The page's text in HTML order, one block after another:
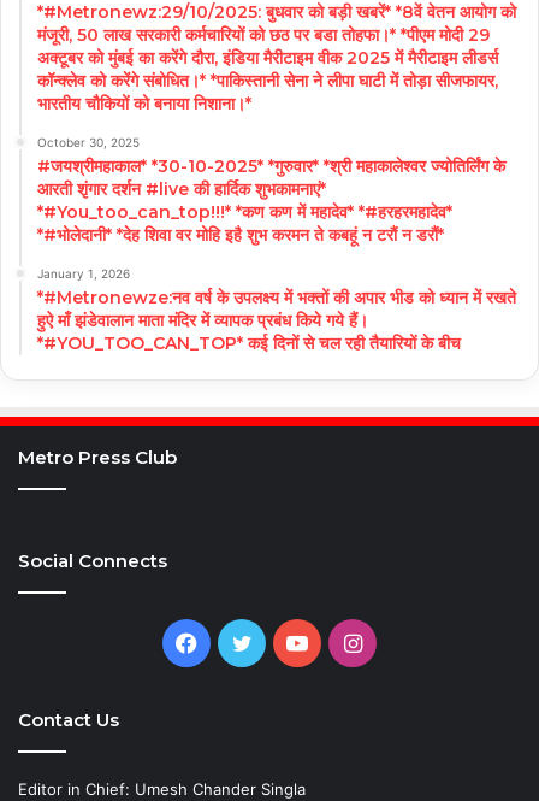
*#Metronewz:29/10/2025: बुधवार को बड़ी खबरें* *8वें वेतन आयोग को
मंजूरी, 50 लाख सरकारी कर्मचारियों को छठ पर बडा तोहफा।* *पीएम मोदी 29
अक्टूबर को मुंबई का करेंगे दौरा, इंडिया मैरीटाइम वीक 2025 में मैरीटाइम लीडर्स
कॉन्क्लेव को करेंगे संबोधित।* *पाकिस्तानी सेना ने लीपा घाटी में तोड़ा सीजफायर,
भारतीय चौकियों को बनाया निशाना।*
October 30, 2025
#जयश्रीमहाकाल* *30-10-2025* *गुरुवार* *श्री महाकालेश्वर ज्योतिर्लिंग के
आरती शृंगार दर्शन #live की हार्दिक शुभकामनाएं*
*#You_too_can_top!!!* *कण कण में महादेव* *#हरहरमहादेव*
*#भोलेदानी* *देह शिवा वर मोहि इहै शुभ करमन ते कबहूं न टरौं न डरौं*
January 1, 2026
*#Metronewze:नव वर्ष के उपलक्ष्य में भक्तों की अपार भीड को ध्यान में रखते
हुऐ माँ झंडेवालान माता मंदिर में व्यापक प्रबंध किये गये हैं।
*#YOU_TOO_CAN_TOP* कई दिनों से चल रही तैयारियों के बीच
Metro Press Club
Social Connects
Facebook
TwitterYouTubeInstagram
Contact Us
Editor in Chief: Umesh Chander Singla